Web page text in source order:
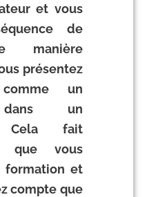
et vous
de
manière
présentez
un
dans un
Cela fait
que vous
formation et
compte que